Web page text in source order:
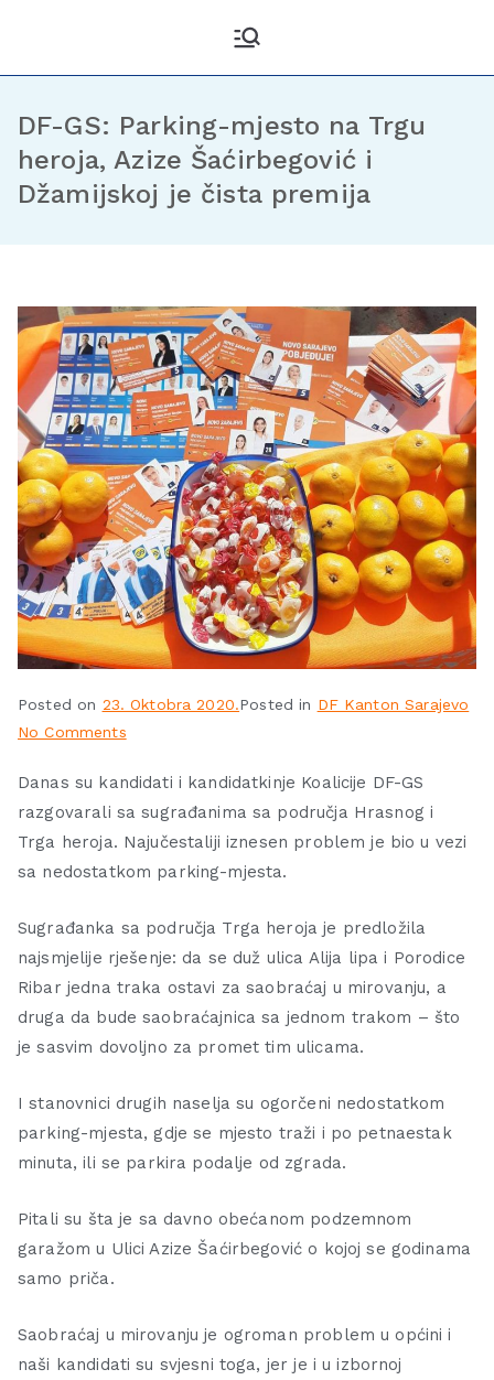
DF-GS: Parking-mjesto na Trgu
heroja, Azize Šaćirbegović i
Džamijskoj je čista premija
Posted on 23. Oktobra 2020.Posted in DF Kanton Sarajevo
No Comments
Danas su kandidati i kandidatkinje Koalicije DF-GS
razgovarali sa sugrađanima sa područja Hrasnog i
Trga heroja. Najučestaliji iznesen problem je bio u vezi
sa nedostatkom parking-mjesta.
Sugrađanka sa područja Trga heroja je predložila
najsmjelije rješenje: da se duž ulica Alija lipa i Porodice
Ribar jedna traka ostavi za saobraćaj u mirovanju, a
druga da bude saobraćajnica sa jednom trakom – što
je sasvim dovoljno za promet tim ulicama.
I stanovnici drugih naselja su ogorčeni nedostatkom
parking-mjesta, gdje se mjesto traži i po petnaestak
minuta, ili se parkira podalje od zgrada.
Pitali su šta je sa davno obećanom podzemnom
garažom u Ulici Azize Šaćirbegović o kojoj se godinama
samo priča.
Saobraćaj u mirovanju je ogroman problem u općini i
naši kandidati su svjesni toga, jer je i u izbornoj